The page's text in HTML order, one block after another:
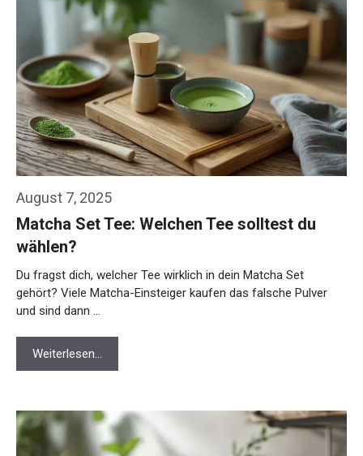
August 7, 2025
Matcha Set Tee: Welchen Tee solltest du
wählen?
Du fragst dich, welcher Tee wirklich in dein Matcha Set
gehört? Viele Matcha-Einsteiger kaufen das falsche Pulver
und sind dann …
Weiterlesen…